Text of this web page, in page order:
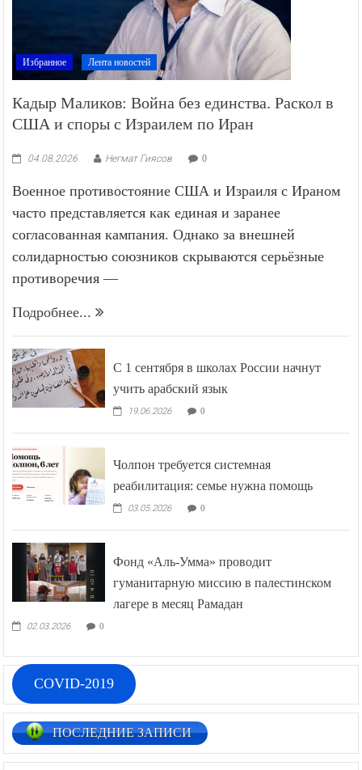
Избранное Лента новостей
Кадыр Маликов: Война без единства. Раскол в
США и споры с Израилем по Иран
04.08.2026 Негмат Гиясов 0
Военное противостояние США и Израиля с Ираном
часто представляется как единая и заранее
согласованная кампания. Однако за внешней
солидарностью союзников скрываются серьёзные
противоречия —
Подробнее...
С 1 сентября в школах России начнут
учить арабский язык
19.06.2026 0
Чолпон требуется системная
реабилитация: семье нужна помощь
03.05.2026 0
Фонд «Аль-Умма» проводит
гуманитарную миссию в палестинском
лагере в месяц Рамадан
02.03.2026 0
COVID-2019
ПОСЛЕДНИЕ ЗАПИСИ